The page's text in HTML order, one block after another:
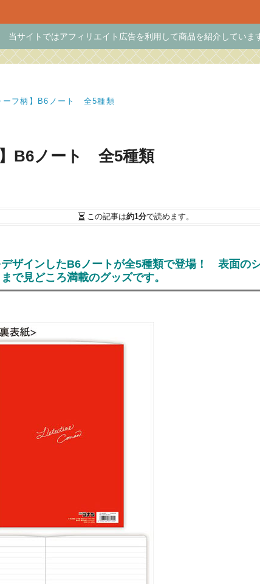
当サイトではアフィリエイト広告を利用して商品を紹介していま
ーフ柄】B6ノート 全5種類
】B6ノート 全5種類
この記事は約1分で読めます。
ザインしたB6ノートが全5種類で登場！ 表面の
で見どころ満載のグッズです。